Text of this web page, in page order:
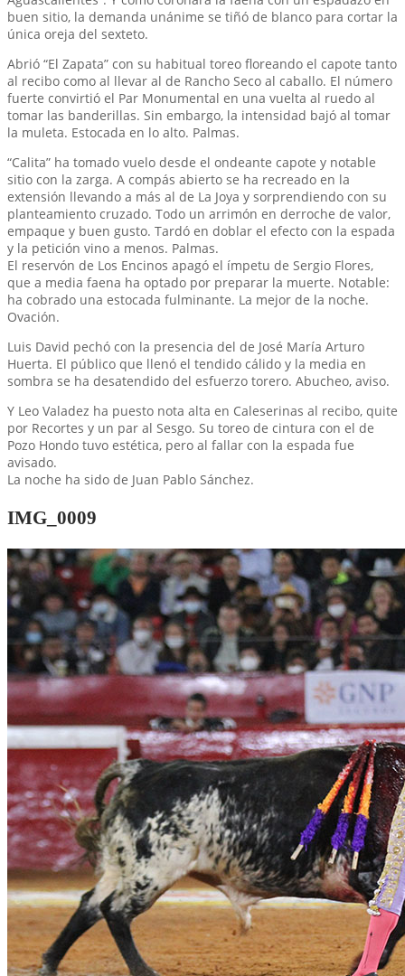
buen sitio, la demanda unánime se tiñó de blanco para cortar la
única oreja del sexteto.
Abrió “El Zapata” con su habitual toreo floreando el capote tanto
al recibo como al llevar al de Rancho Seco al caballo. El número
fuerte convirtió el Par Monumental en una vuelta al ruedo al
tomar las banderillas. Sin embargo, la intensidad bajó al tomar
la muleta. Estocada en lo alto. Palmas.
“Calita” ha tomado vuelo desde el ondeante capote y notable
sitio con la zarga. A compás abierto se ha recreado en la
extensión llevando a más al de La Joya y sorprendiendo con su
planteamiento cruzado. Todo un arrimón en derroche de valor,
empaque y buen gusto. Tardó en doblar el efecto con la espada
y la petición vino a menos. Palmas.
El reservón de Los Encinos apagó el ímpetu de Sergio Flores,
que a media faena ha optado por preparar la muerte. Notable:
ha cobrado una estocada fulminante. La mejor de la noche.
Ovación.
Luis David pechó con la presencia del de José María Arturo
Huerta. El público que llenó el tendido cálido y la media en
sombra se ha desatendido del esfuerzo torero. Abucheo, aviso.
Y Leo Valadez ha puesto nota alta en Caleserinas al recibo, quite
por Recortes y un par al Sesgo. Su toreo de cintura con el de
Pozo Hondo tuvo estética, pero al fallar con la espada fue
avisado.
La noche ha sido de Juan Pablo Sánchez.
IMG_0009